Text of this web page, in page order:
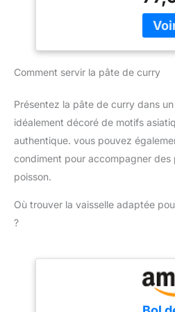
plus,
le
et
n'êtes
l'effet
de
Comment servir la pâte de curry
Présentez la pâte de curry dans
idéalement décoré de motifs
authentique. vous pouvez
condiment pour accompagner des
poisson.
Où trouver la vaisselle adaptée
?